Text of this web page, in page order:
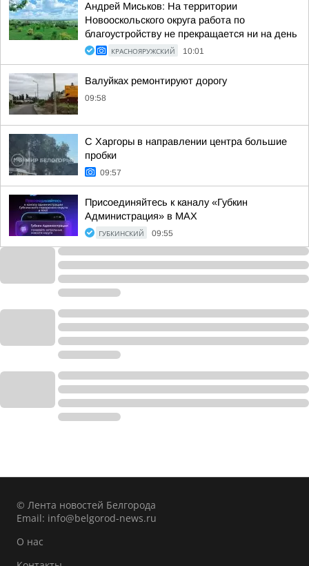
Андрей Миськов: На территории
Новооскольского округа работа по
благоустройству не прекращается ни на день
КРАСНОЯРУЖСКИЙ 10:01
Валуйках ремонтируют дорогу
09:58
С Харгоры в направлении центра большие
пробки
09:57
Присоединяйтесь к каналу «Губкин
Администрация» в МАХ
ГУБКИНСКИЙ 09:55
© Лента новостей Белгорода
Email: info@belgorod-news.ru
О нас